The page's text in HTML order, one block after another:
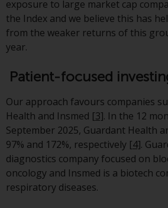
CH-8008 Zürich.
Redwheel verwalteten
der Schweiz ist die
Verkaufsprospekt oder
Redwheel verwalteten
Gründungsdokumente,
Jahresberichte und,
den jeweiligen von
verwalteten Fonds
Halbjahresberichte
Basisinformationsblatt
exposure to large market cap
the Index and we believe this has
from the weaker returns of this
year.
Patient-focused
Our approach favours companies
Health and Insmed [3]. In the 12
September 2025, Guardant Health
97% and 172%, respectively [4].
diagnostics company focused on
oncology and Insmed is a biotech
respiratory diseases.